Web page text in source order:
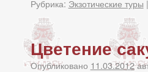
Рубрика: Экзотические туры |
Цветение
Опубликовано 11.03.2012